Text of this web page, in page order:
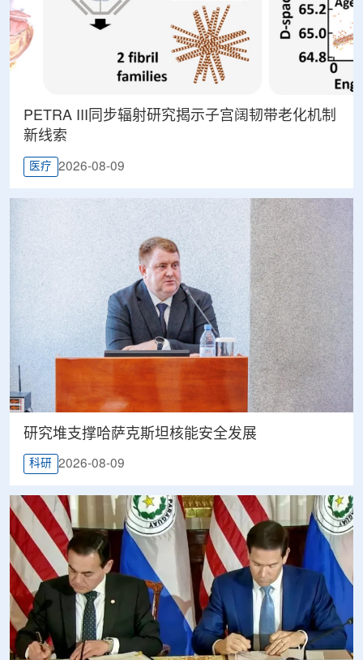
PETRA III同步辐射研究揭示子宫阔韧带老化机制
新线索
医疗 2026-08-09
研究堆支撑哈萨克斯坦核能安全发展
科研 2026-08-09